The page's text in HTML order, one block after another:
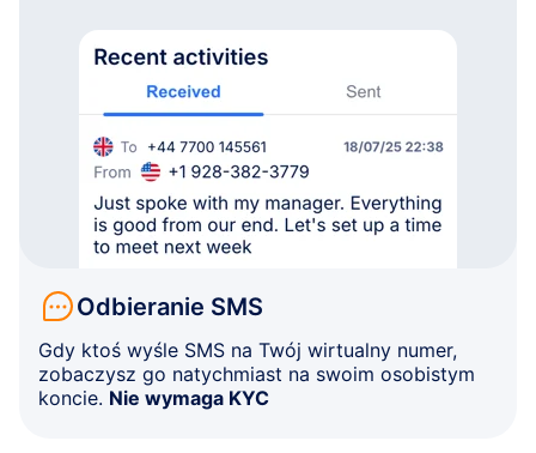
Odbieranie SMS
Gdy ktoś wyśle SMS na Twój wirtualny numer,
zobaczysz go natychmiast na swoim osobistym
koncie. Nie wymaga KYC